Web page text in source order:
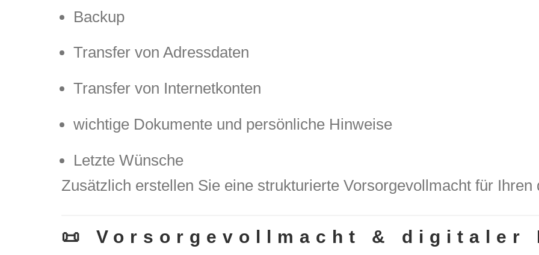
Backup
Transfer von Adressdaten
Transfer von Internetkonten
wichtige Dokumente und persönliche Hinweise
Letzte Wünsche
Zusätzlich erstellen Sie eine strukturierte Vorsorgevollmacht für Ihren
📜 Vorsorgevollmacht & digitaler